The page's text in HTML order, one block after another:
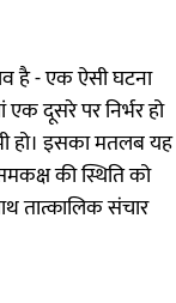
है - एक ऐसी घटना
दूसरे पर निर्भर हो
हो। इसका मतलब यह
की स्थिति को
तात्कालिक संचार